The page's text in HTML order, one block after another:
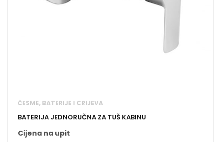
ČESME, BATERIJE I CRIJEVA
BATERIJA JEDNORUČNA ZA TUŠ KABINU
Cijena na upit